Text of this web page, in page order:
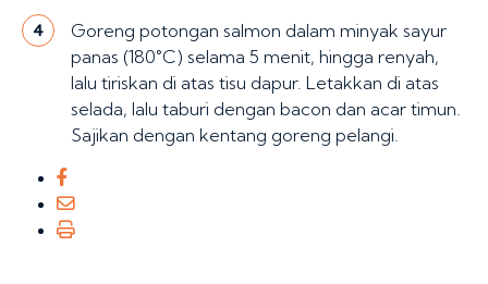
4
Goreng potongan salmon dalam minyak sayur
panas (180°C) selama 5 menit, hingga renyah,
lalu tiriskan di atas tisu dapur. Letakkan di atas
selada, lalu taburi dengan bacon dan acar timun.
Sajikan dengan kentang goreng pelangi.